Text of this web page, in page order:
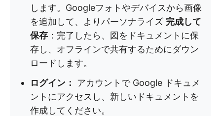
します。Googleフォトやデバイスから画像
を追加して、よりパーソナライズ 完成して
保存 ：完了したら、図をドキュメントに保
存し、オフラインで共有するためにダウン
ロードします。
ログイン：
アカウントで Google ドキュメ
ントにアクセスし、新しいドキュメントを
作成してください。